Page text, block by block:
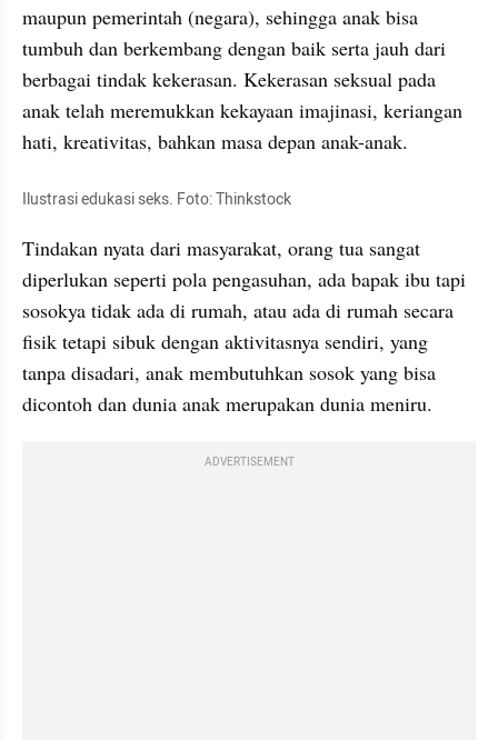
maupun pemerintah (negara), sehingga anak bisa
tumbuh dan berkembang dengan baik serta jauh dari
berbagai tindak kekerasan. Kekerasan seksual pada
anak telah meremukkan kekayaan imajinasi, keriangan
hati, kreativitas, bahkan masa depan anak-anak.
Ilustrasi edukasi seks. Foto: Thinkstock
Tindakan nyata dari masyarakat, orang tua sangat
diperlukan seperti pola pengasuhan, ada bapak ibu tapi
sosokya tidak ada di rumah, atau ada di rumah secara
fisik tetapi sibuk dengan aktivitasnya sendiri, yang
tanpa disadari, anak membutuhkan sosok yang bisa
dicontoh dan dunia anak merupakan dunia meniru.
ADVERTISEMENT